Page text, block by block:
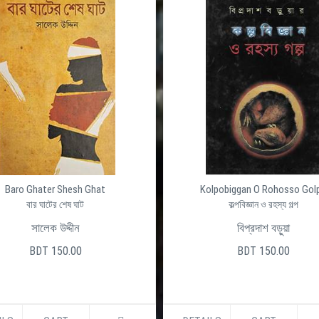
O Rohosso Golpo
কল্পবিজ্ঞান ও রহস্য গল্প
বিপ্রদাশ বড়ুয়া
BDT 150.00
Onongo Rongo
অনঙ্গ রঙ্গ
মোস্তফা মীর
BDT 200.00